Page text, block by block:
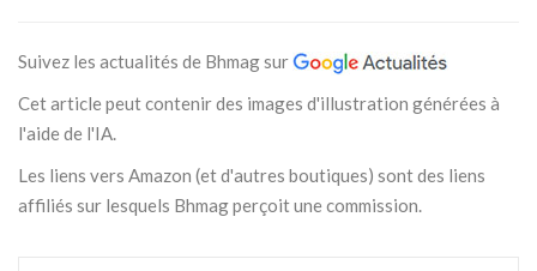
Suivez les actualités de Bhmag sur
Cet article peut contenir des images d'illustration générées à
l'aide de l'IA.
Les liens vers Amazon (et d'autres boutiques) sont des liens
affiliés sur lesquels Bhmag perçoit une commission.